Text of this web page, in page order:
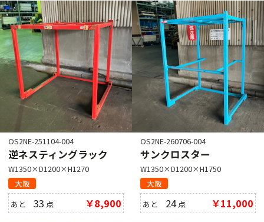
OS2NE-251104-004
逆ネスティングラック
W1350×D1200×H1270
大阪
あと33 点 ￥8,900
OS2NE-260706-004
サンクロスター
W1350×D1200×H1750
大阪
あと 24点 ￥11,000